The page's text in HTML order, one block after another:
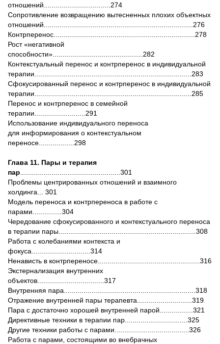
отношений..................................274
Сопротивление возвращению вытесненных плохих объектных
отношений............................................................................276
Контрперенос........................................................................278
Рост «негативной
способности»..............................................282
Контекстуальный перенос и контрперенос в индивидуальной
терапии................................................................................283
Сфокусированный перенос и контрперенос в индивидуальной
терапии................................................................................285
Перенос и контрперенос в семейной
терапии..........................291
Использование индивидуального переноса
для информирования о контекстуальном
переносе..................298
Глава 11. Пары и терапия
пар ...................................................301
Проблемы центрированных отношений и взаимного
холдинга... 301
Модель переноса и контрпереноса в работе с
парами...............304
Чередование сфокусированного и контекстуального переноса
в терапии пары......................................................................308
Работа с колебаниями контекста и
фокуса..............................314
Ненависть в контрпереносе....................................................316
Экстернализация внутренних
объектов..................................317
Внутренняя пара...................................................................318
Отражение внутренней пары терапевта............................319
Пара с достаточно хорошей внутренней парой.................321
Директивные техники в терапии пар................................325
Другие техники работы с парами......................................326
Работа с парами, состоящими во внебрачных